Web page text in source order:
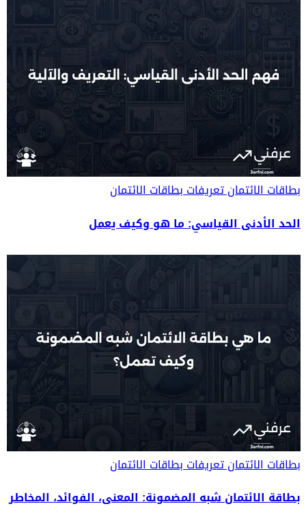
بطاقات الائتمانتعريفات بطاقات الائتمان
الحد الأدنى القياسي: ما هو وكيف يعمل
بطاقات الائتمانتعريفات بطاقات الائتمان
بطاقة الائتمان شبه المضمونة: المعنى، الفوائد، المخاطر